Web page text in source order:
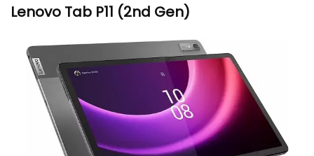
Lenovo Tab P11 (2nd Gen)